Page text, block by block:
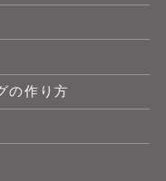
の作り方